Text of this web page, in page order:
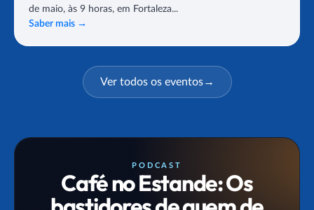
de maio, às 9 horas, em Fortaleza...
Saber mais →
Ver todos os eventos→
PODCAST
Café no Estande: Os